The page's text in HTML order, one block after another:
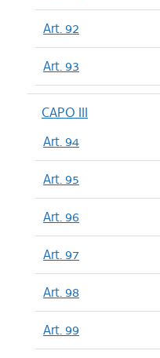
Art. 92
Art. 93
CAPO III
Art. 94
Art. 95
Art. 96
Art. 97
Art. 98
Art. 99